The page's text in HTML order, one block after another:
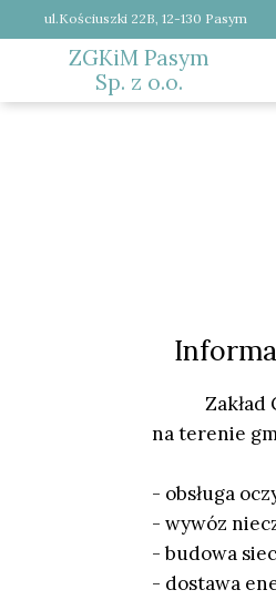
ul.Kościuszki 22B, 12-130 Pasym
ZGKiM Pasym
Sp. z o.o.
Zakład
na terenie
- obsługa
- wywóz
- budowa
- dostawa